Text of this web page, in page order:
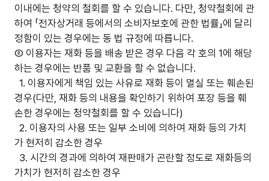
이내에는 청약의 철회를 할 수 있습니다. 다만, 청약철회에 관
하여 「전자상거래 등에서의 소비자보호에 관한 법률」에 달리
정함이 있는 경우에는 동 법 규정에 따릅니다.
② 이용자는 재화 등을 배송 받은 경우 다음 각 호의 1에 해당
하는 경우에는 반품 및 교환을 할 수 없습니다.
1. 이용자에게 책임 있는 사유로 재화 등이 멸실 또는 훼손된
경우(다만, 재화 등의 내용을 확인하기 위하여 포장 등을 훼
손한 경우에는 청약철회를 할 수 있습니다)
2. 이용자의 사용 또는 일부 소비에 의하여 재화 등의 가치
가 현저히 감소한 경우
3. 시간의 경과에 의하여 재판매가 곤란할 정도로 재화등의
가치가 현저히 감소한 경우